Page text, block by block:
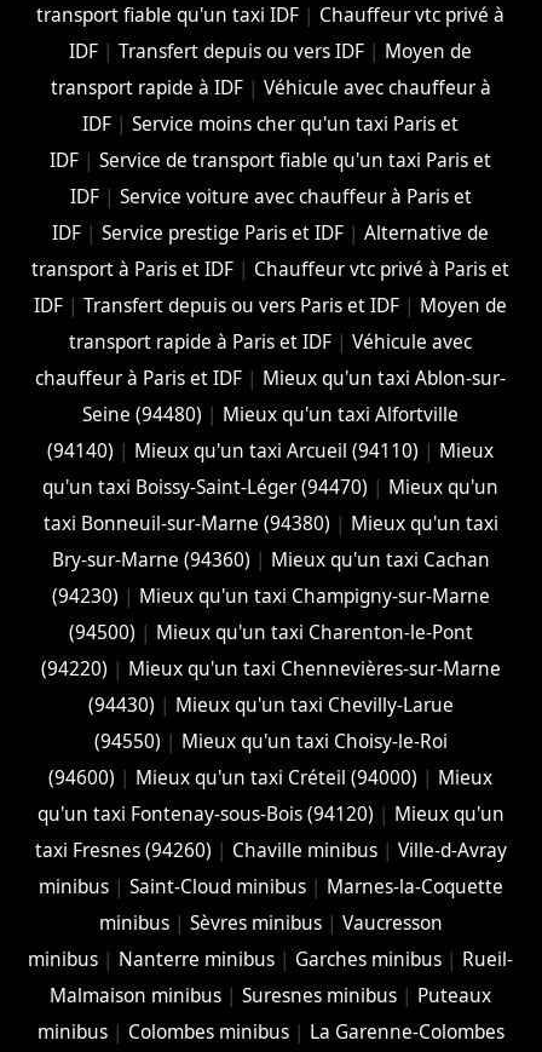
transport fiable qu'un taxi IDF | Chauffeur vtc privé à
IDF |Transfert depuis ou vers IDF | Moyen de
transport rapide à IDF| Véhicule avec chauffeur à
IDF |Service moins cher qu'un taxi Paris et
IDF |Service de transport fiable qu'un taxi Paris et
IDF| Service voiture avec chauffeur à Paris et
IDF |Service prestige Paris et IDF |Alternative de
transport à Paris et IDF | Chauffeur vtc privé à Paris et
IDF |Transfert depuis ou vers Paris et IDF | Moyen de
transport rapide à Paris et IDF |Véhicule avec
chauffeur à Paris et IDF | Mieux qu'un taxi Ablon-sur-
Seine (94480) | Mieux qu'un taxi Alfortville
(94140) | Mieux qu'un taxi Arcueil (94110) | Mieux
qu'un taxi Boissy-Saint-Léger (94470) | Mieux qu'un
taxi Bonneuil-sur-Marne (94380) | Mieux qu'un taxi
Bry-sur-Marne (94360) | Mieux qu'un taxi Cachan
(94230) | Mieux qu'un taxi Champigny-sur-Marne
(94500) | Mieux qu'un taxi Charenton-le-Pont
(94220) | Mieux qu'un taxi Chennevières-sur-Marne
(94430) | Mieux qu'un taxi Chevilly-Larue
(94550) | Mieux qu'un taxi Choisy-le-Roi
(94600) | Mieux qu'un taxi Créteil (94000) | Mieux
qu'un taxi Fontenay-sous-Bois (94120) | Mieux qu'un
taxi Fresnes (94260) | Chaville minibus| Ville-d-Avray
minibus| Saint-Cloud minibus| Marnes-la-Coquette
minibus| Sèvres minibus| Vaucresson
minibus | Nanterre minibus | Garches minibus | Rueil-
Malmaison minibus |Suresnes minibus | Puteaux
minibus| Colombes minibus| La Garenne-Colombes